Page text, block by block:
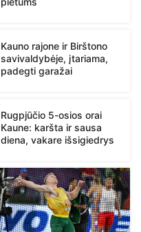
Kauno rajone ir Birštono
savivaldybėje, įtariama,
padegti garažai
Rugpjūčio 5-osios orai
Kaune: karšta ir sausa
diena, vakare išsigiedrys